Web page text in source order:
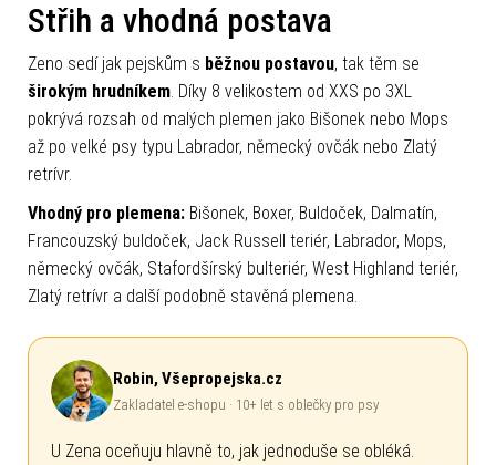
Střih a vhodná postava
Zeno sedí jak pejskům s běžnou postavou, tak těm se
širokým hrudníkem. Díky 8 velikostem od XXS po 3XL
pokrývá rozsah od malých plemen jako Bišonek nebo Mops
až po velké psy typu Labrador, německý ovčák nebo Zlatý
retrívr.
Vhodný pro plemena: Bišonek, Boxer, Buldoček, Dalmatín,
Francouzský buldoček, Jack Russell teriér, Labrador, Mops,
německý ovčák, Stafordšírský bulteriér, West Highland teriér,
Zlatý retrívr a další podobně stavěná plemena.
Robin, Všepropejska.cz
Zakladatel e-shopu · 10+ let s oblečky pro psy
U Zena oceňuju hlavně to, jak jednoduše se obléká.